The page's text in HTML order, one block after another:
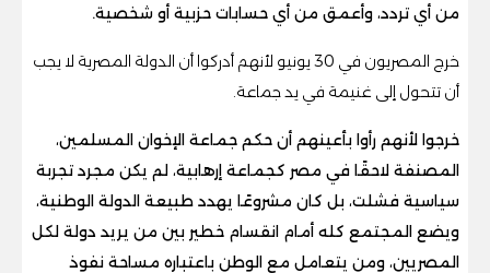
من أي تردد، وأعمق من أي حسابات حزبية أو شخصية.
خرج المصريون في 30 يونيو لأنهم أدركوا أن الدولة المصرية لا يجب
أن تتحول إلى غنيمة في يد جماعة.
خرجوا لأنهم رأوا بأعينهم أن حكم جماعة الإخوان المسلمين،
المصنفة لاحقًا في مصر كجماعة إرهابية، لم يكن مجرد تجربة
سياسية فشلت، بل كان مشروعًا يهدد طبيعة الدولة الوطنية،
ويضع المجتمع كله أمام انقسام خطير بين من يريد دولة لكل
المصريين، ومن يتعامل مع الوطن باعتباره مساحة نفوذ